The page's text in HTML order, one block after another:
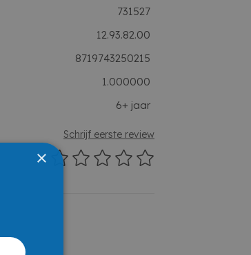
731527
12.93.82.00
8719743250215
1.000000
6+ jaar
Schrijf eerste review
×